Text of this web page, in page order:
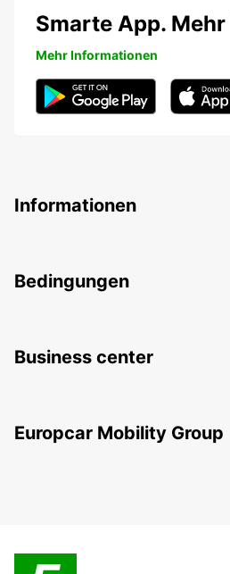
Smarte App.
Mehr Informationen
Informationen
Bedingungen
Business center
Europcar Mobility Group